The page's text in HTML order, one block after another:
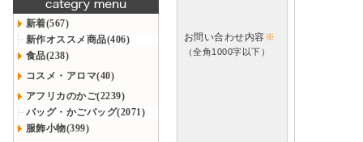
新着(567)
新作オススメ商品(406)
食品(238)
コスメ・アロマ(40)
アフリカのかご(2239)
バッグ・かごバッグ(2071)
服飾小物(399)
お問い合わせ内容※
（全角1000字以下）